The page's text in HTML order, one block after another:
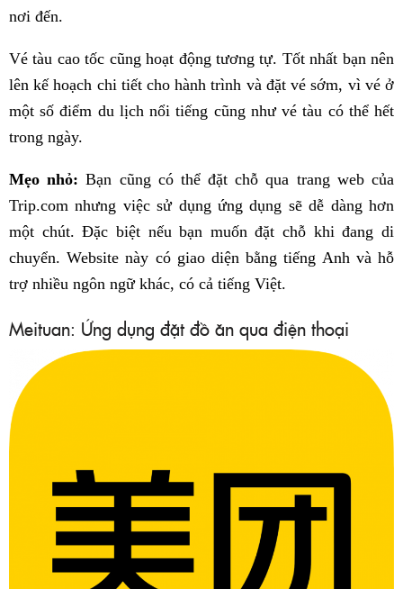
nơi đến.
Vé tàu cao tốc cũng hoạt động tương tự. Tốt nhất bạn nên
lên kế hoạch chi tiết cho hành trình và đặt vé sớm, vì vé ở
một số điểm du lịch nổi tiếng cũng như vé tàu có thể hết
trong ngày.
Mẹo nhỏ: Bạn cũng có thể đặt chỗ qua trang web của
Trip.com nhưng việc sử dụng ứng dụng sẽ dễ dàng hơn
một chút. Đặc biệt nếu bạn muốn đặt chỗ khi đang di
chuyển. Website này có giao diện bằng tiếng Anh và hỗ
trợ nhiều ngôn ngữ khác, có cả tiếng Việt.
Meituan: Ứng dụng đặt đồ ăn qua điện thoại